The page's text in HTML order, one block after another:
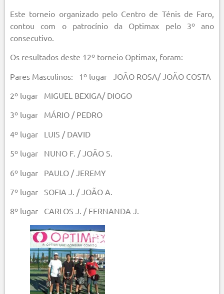
Este torneio organizado pelo Centro de Ténis de Faro,
contou com o patrocínio da Optimax pelo 3º ano
consecutivo.
Os resultados deste 12º torneio Optimax, foram:
Pares Masculinos: 1º lugar JOÃO ROSA/ JOÃO COSTA
2º lugar MIGUEL BEXIGA/ DIOGO
3º lugar MÁRIO / PEDRO
4º lugar LUIS / DAVID
5º lugar NUNO F. / JOÃO S.
6º lugar PAULO / JEREMY
7º lugar SOFIA J. / JOÃO A.
8º lugar CARLOS J. / FERNANDA J.